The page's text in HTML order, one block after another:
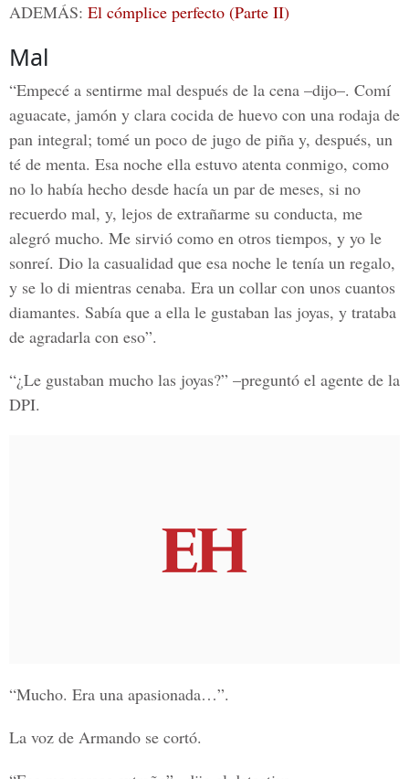
ADEMÁS: El cómplice perfecto (Parte II)
Mal
“Empecé a sentirme mal después de la cena –dijo–. Comí
aguacate, jamón y clara cocida de huevo con una rodaja de
pan integral; tomé un poco de jugo de piña y, después, un
té de menta. Esa noche ella estuvo atenta conmigo, como
no lo había hecho desde hacía un par de meses, si no
recuerdo mal, y, lejos de extrañarme su conducta, me
alegró mucho. Me sirvió como en otros tiempos, y yo le
sonreí. Dio la casualidad que esa noche le tenía un regalo,
y se lo di mientras cenaba. Era un collar con unos cuantos
diamantes. Sabía que a ella le gustaban las joyas, y trataba
de agradarla con eso”.
“¿Le gustaban mucho las joyas?” –preguntó el agente de la
DPI.
“Mucho. Era una apasionada…”.
La voz de Armando se cortó.